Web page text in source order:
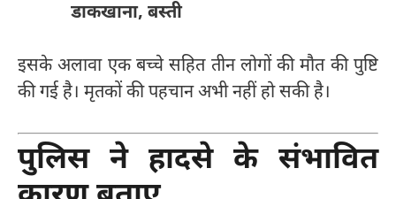
डाकखाना, बस्ती
इसके अलावा एक बच्चे सहित तीन लोगों की मौत की पुष्टि
की गई है। मृतकों की पहचान अभी नहीं हो सकी है।
पुलिस ने हादसे के संभावित